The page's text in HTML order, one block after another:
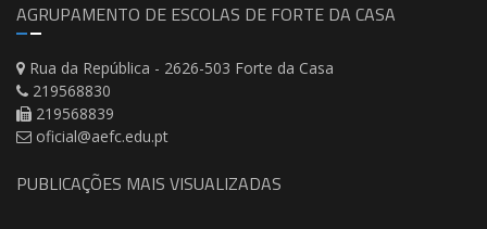
AGRUPAMENTO DE ESCOLAS DE FORTE DA CASA
Rua da República - 2626-503 Forte da Casa
219568830
219568839
oficial@aefc.edu.pt
PUBLICAÇÕES MAIS VISUALIZADAS